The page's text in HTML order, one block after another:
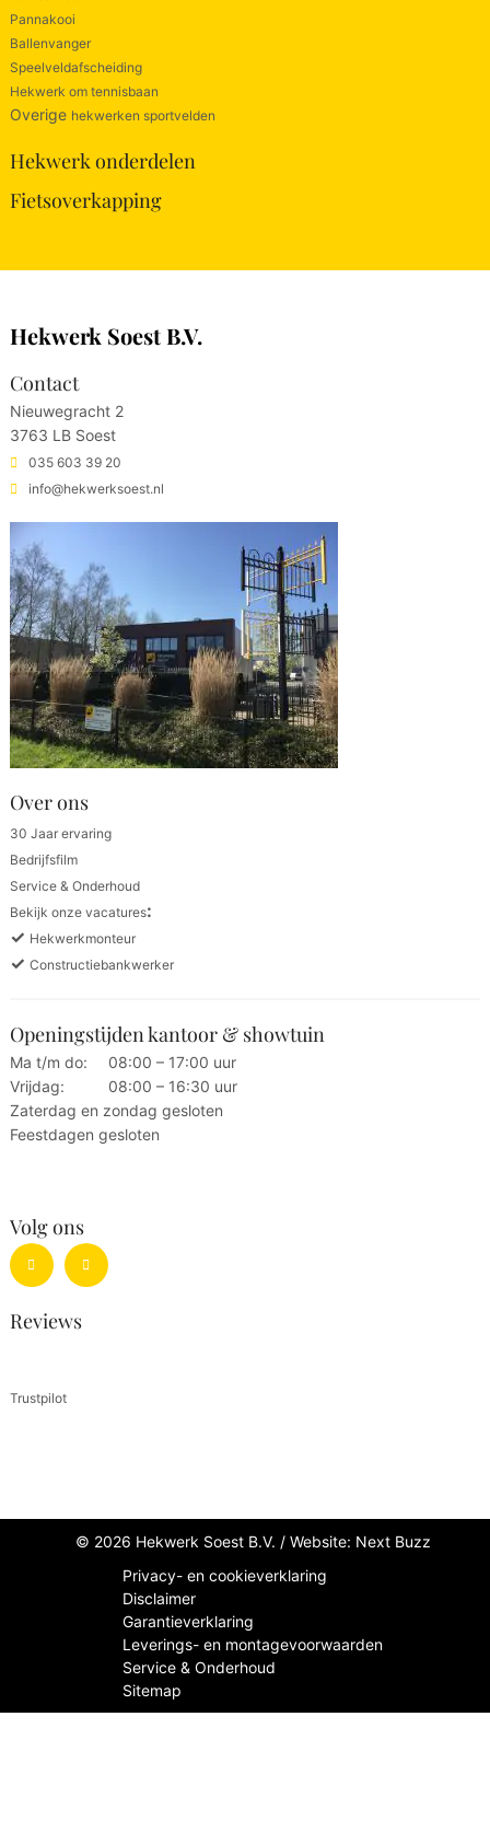
Pannakooi
Ballenvanger
Speelveldafscheiding
Hekwerk om tennisbaan
Overige hekwerken sportvelden
Hekwerk onderdelen
Fietsoverkapping
Hekwerk Soest B.V.
Contact
Nieuwegracht 2
3763 LB Soest
035 603 39 20
info@hekwerksoest.nl
Over ons
30 Jaar ervaring
Bedrijfsfilm
Service & Onderhoud
Bekijk onze vacatures:
✓ Hekwerkmonteur
✓ Constructiebankwerker
Openingstijden kantoor & showtuin
Ma t/m do:
08:00 – 17:00 uur
Vrijdag:
08:00 – 16:30 uur
Zaterdag en zondag gesloten
Feestdagen gesloten
Volg ons
Reviews
Trustpilot
© 2026 Hekwerk Soest B.V. / Website: Next Buzz
Privacy- en cookieverklaring
Disclaimer
Garantieverklaring
Leverings- en montagevoorwaarden
Service & Onderhoud
Sitemap